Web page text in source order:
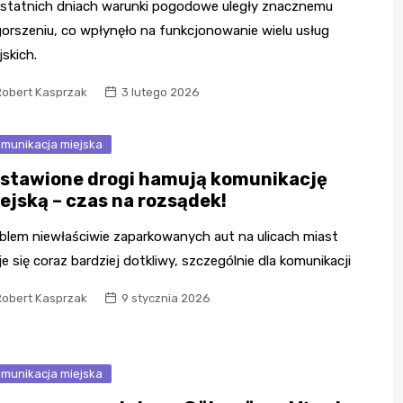
dniach warunki pogodowe uległy znacznemu
co wpłynęło na funkcjonowanie wielu usług
Kasprzak 3 lutego 2026
miejska
drogi hamują komunikację
– czas na rozsądek!
niewłaściwie zaparkowanych aut na ulicach miast
się coraz bardziej dotkliwy, szczególnie dla komunikacji
Kasprzak 9 stycznia 2026
miejska